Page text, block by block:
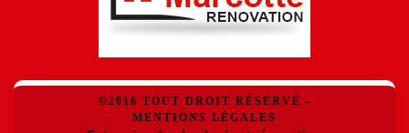
©2016 TOUT DROIT RÉSERVÉ -
MENTIONS LÉGALES